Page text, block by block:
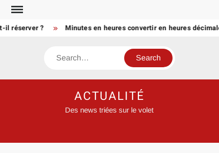
Skip
content ? Minutes en heures convertir en heures
Search
ACTUALITÉ
Des news triées sur le volet